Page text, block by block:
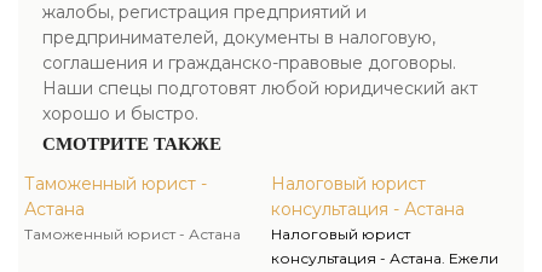
жалобы, регистрация предприятий и
предпринимателей, документы в налоговую,
соглашения и гражданско-правовые договоры.
Наши спецы подготовят любой юридический акт
хорошо и быстро.
СМОТРИТЕ ТАКЖЕ
Таможенный юрист -
Астана
Таможенный юрист - Астана
Налоговый юрист
консультация - Астана
Налоговый юрист
консультация - Астана. Ежели